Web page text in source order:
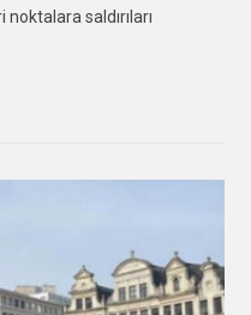
saldırıları